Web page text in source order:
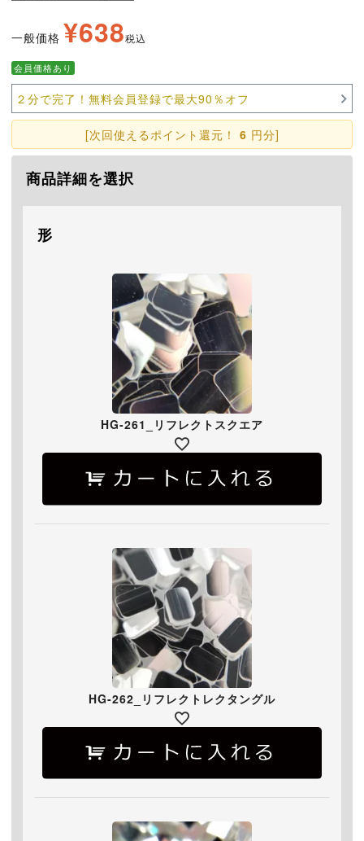
一般価格 ¥638税込
会員価格あり
２分で完了！無料会員登録で最大90％オフ
[次回使えるポイント還元！ 6 円分]
商品詳細を選択
形
HG-261_リフレクトスクエア
HG-262_リフレクトレクタングル